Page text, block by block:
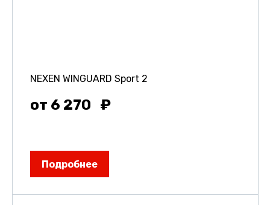
NEXEN WINGUARD Sport 2
от 6 270
Подробнее